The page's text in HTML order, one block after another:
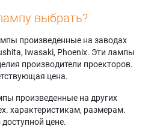
выбрать?
произведенные на заводах
Iwasaki, Phoenix. Эти лампы
производители проекторов.
цена.
произведенные на других
характеристикам, размерам.
цене.